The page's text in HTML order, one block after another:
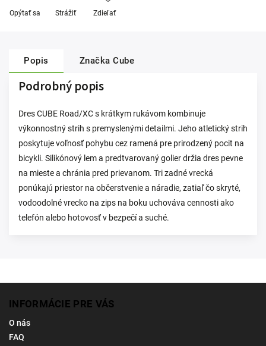
Opýtať sa Strážiť Zdieľať
Popis Značka Cube
Podrobný popis
Dres CUBE Road/XC s krátkym rukávom kombinuje
výkonnostný strih s premyslenými detailmi. Jeho atletický strih
poskytuje voľnosť pohybu cez ramená pre prirodzený pocit na
bicykli. Silikónový lem a predtvarovaný golier držia dres pevne
na mieste a chránia pred prievanom. Tri zadné vrecká
ponúkajú priestor na občerstvenie a náradie, zatiaľ čo skryté,
vodoodolné vrecko na zips na boku uchováva cennosti ako
telefón alebo hotovosť v bezpečí a suché.
INFORMÁCIE PRE VÁS
O nás
FAQ